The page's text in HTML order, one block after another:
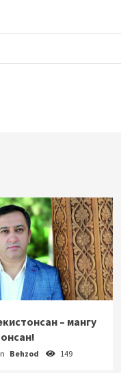
– мангу
Behzod 149